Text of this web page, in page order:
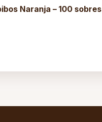
Naranja – 100 sobres